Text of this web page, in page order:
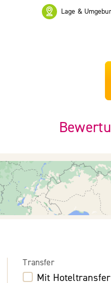
Lage &
Transfer
Mit Hoteltransfer